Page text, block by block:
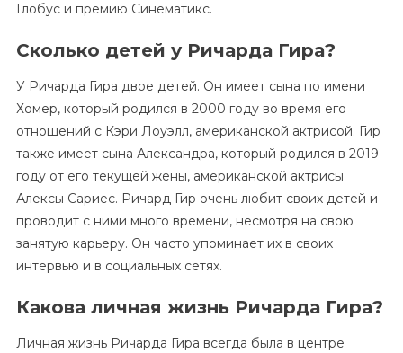
Глобус и премию Синематикс.
Сколько детей у Ричарда Гира?
У Ричарда Гира двое детей. Он имеет сына по имени
Хомер, который родился в 2000 году во время его
отношений с Кэри Лоуэлл, американской актрисой. Гир
также имеет сына Александра, который родился в 2019
году от его текущей жены, американской актрисы
Алексы Сариес. Ричард Гир очень любит своих детей и
проводит с ними много времени, несмотря на свою
занятую карьеру. Он часто упоминает их в своих
интервью и в социальных сетях.
Какова личная жизнь Ричарда Гира?
Личная жизнь Ричарда Гира всегда была в центре